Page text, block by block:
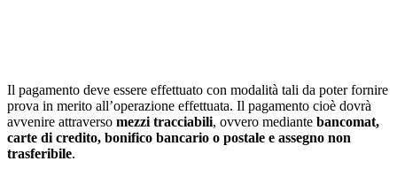
Il pagamento deve essere effettuato con modalità tali da poter fornire
prova in merito all’operazione effettuata. Il pagamento cioè dovrà
avvenire attraverso mezzi tracciabili, ovvero mediante bancomat,
carte di credito, bonifico bancario o postale e assegno non
trasferibile.